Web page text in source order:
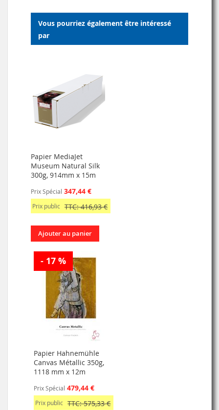
D’ENVIE
Vous pourriez également être intéressé
par
Papier MediaJet
Museum Natural Silk
300g, 914mm x 15m
Prix Spécial 347,44 €
Prix public TTC: 416,93 €
Ajouter au panier
- 17 %
Papier Hahnemühle
Canvas Métallic 350g,
1118 mm x 12m
Prix Spécial 479,44 €
Prix public TTC: 575,33 €